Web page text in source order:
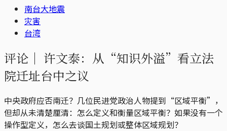
南台大地震
灾害
台湾
评论｜ 许文泰：从“知识外溢”看立法
院迁址台中之议
中央政府应否南迁？几位民进党政治人物提到“区域平衡”，
但却从未清楚厘清：怎么定义和衡量区域平衡？如果没有一个
操作型定义，怎么去谈国土规划或整体区域规划？